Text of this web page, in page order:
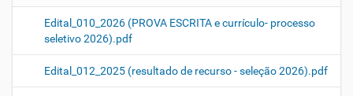
Edital_010_2026 (PROVA ESCRITA e currículo- processo
seletivo 2026).pdf
Edital_012_2025 (resultado de recurso - seleção 2026).pdf